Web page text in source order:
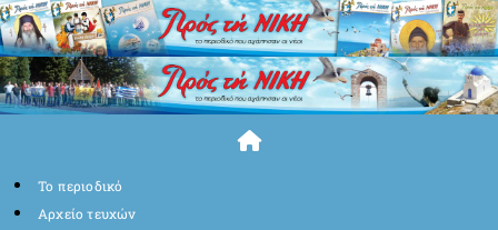
Skip
to
content
Το περιοδικό
Αρχείο τευχών